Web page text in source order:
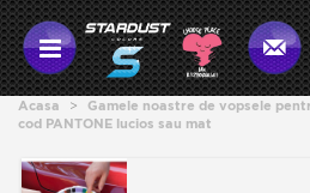
Acasa > Gamele noastre de vopsele
cod PANTONE lucios sau mat